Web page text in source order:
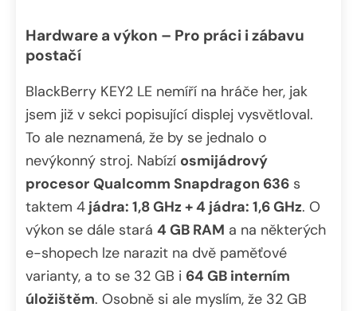
Hardware a výkon – Pro práci i zábavu
postačí
BlackBerry KEY2 LE nemíří na hráče her, jak
jsem již v sekci popisující displej vysvětloval.
To ale neznamená, že by se jednalo o
nevýkonný stroj. Nabízí osmijádrový
procesor Qualcomm Snapdragon 636 s
taktem 4 jádra: 1,8 GHz + 4 jádra: 1,6 GHz. O
výkon se dále stará 4 GB RAM a na některých
e-shopech lze narazit na dvě paměťové
varianty, a to se 32 GB i 64 GB interním
úložištěm. Osobně si ale myslím, že 32 GB